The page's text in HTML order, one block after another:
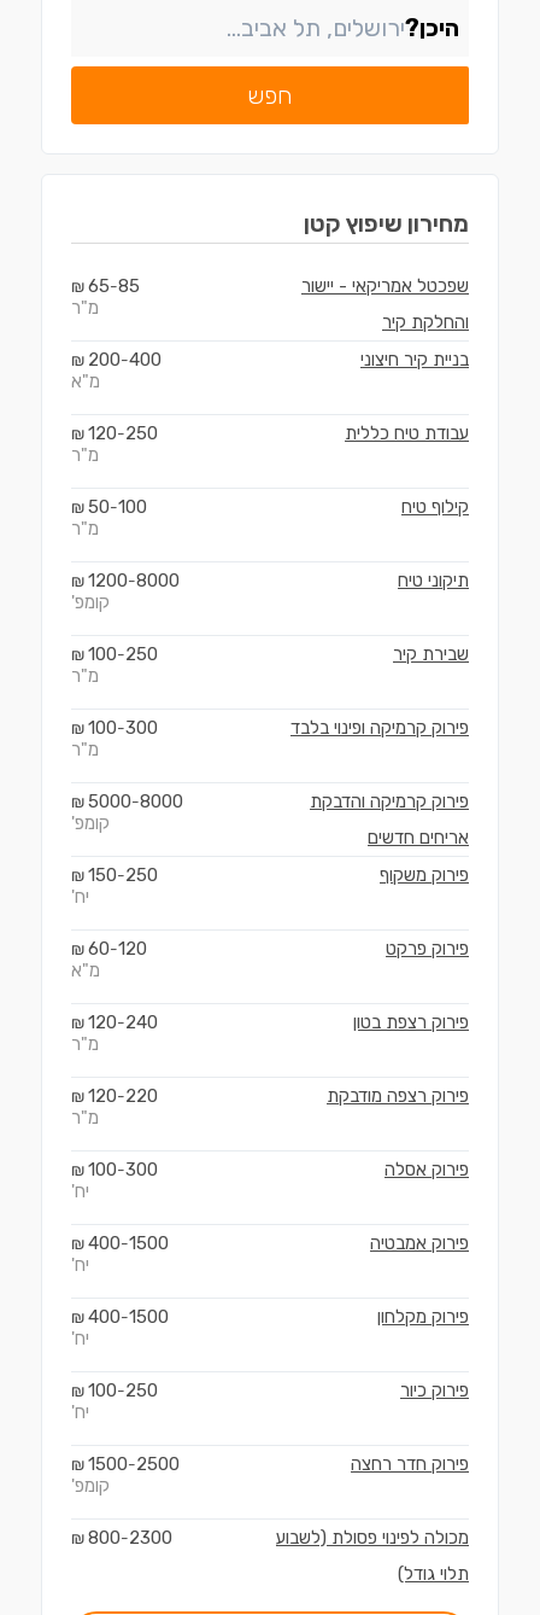
שיפוצניקים בדאלית אל-כרמל
שיפוצניקים בכאבול
שיפוצניקים ברכסים
שיפוצניקים בכפר יאסיף
היכן?
חפש
מחירון שיפוץ קטן
שפכטל אמריקאי - יישור
והחלקת קיר
65-85
₪
מ"ר
בניית קיר חיצוני 200-400
₪
מ"א
עבודת טיח כללית 120-250
₪
מ"ר
קילוף טיח 50-100
₪
מ"ר
תיקוני טיח 1200-8000
₪
קומפ'
שבירת קיר 100-250
₪
מ"ר
פירוק קרמיקה ופינוי בלבד 100-300
₪
מ"ר
פירוק קרמיקה והדבקת
אריחים חדשים
5000-8000
₪
קומפ'
פירוק משקוף 150-250
₪
יח'
פירוק פרקט 60-120
₪
מ"א
פירוק רצפת בטון 120-240
₪
מ"ר
פירוק רצפה מודבקת 120-220
₪
מ"ר
פירוק אסלה 100-300
₪
יח'
פירוק אמבטיה 400-1500
₪
יח'
פירוק מקלחון 400-1500
₪
יח'
פירוק כיור 100-250
₪
יח'
פירוק חדר רחצה 1500-2500
₪
קומפ'
מכולה לפינוי פסולת (לשבוע
תלוי גודל)
800-2300
₪